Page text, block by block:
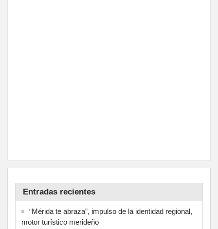
Entradas recientes
“Mérida te abraza”, impulso de la identidad regional,
motor turístico merideño